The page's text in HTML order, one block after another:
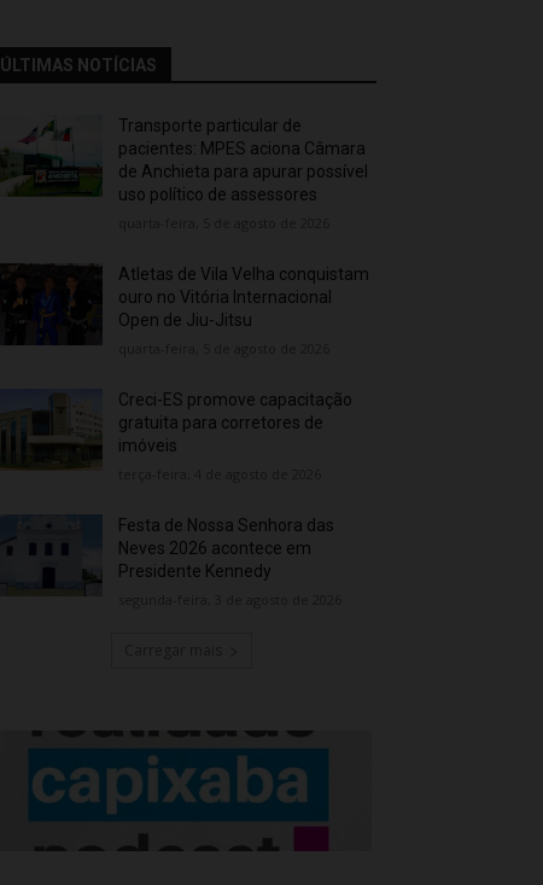
ÚLTIMAS NOTÍCIAS
Transporte particular de
pacientes: MPES aciona Câmara
de Anchieta para apurar possível
uso político de assessores
Atletas de Vila Velha conquistam
ouro no Vitória Internacional
Open de Jiu-Jitsu
Creci-ES promove capacitação
gratuita para corretores de
imóveis
Festa de Nossa Senhora das
Neves 2026 acontece em
Presidente Kennedy